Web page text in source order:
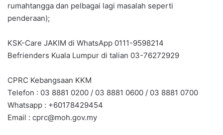
rumahtangga dan pelbagai lagi masalah seperti
penderaan);
KSK-Care JAKIM di WhatsApp 0111-9598214
Befrienders Kuala Lumpur di talian 03-76272929
CPRC Kebangsaan KKM
Telefon : 03 8881 0200 / 03 8881 0600 / 03 8881 0700
Whatsapp : +60178429454
Email : cprc@moh.gov.my